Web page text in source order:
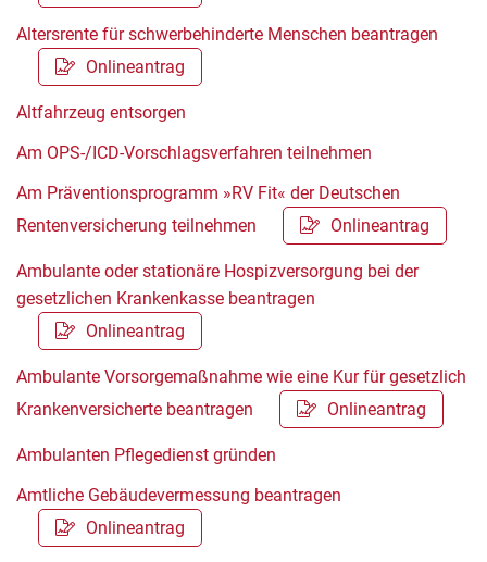
Altersrente für schwerbehinderte Menschen beantragen
Onlineantrag
Altfahrzeug entsorgen
Am OPS-/ICD-Vorschlagsverfahren teilnehmen
Am Präventionsprogramm »RV Fit« der Deutschen
Rentenversicherung teilnehmen
Onlineantrag
Ambulante oder stationäre Hospizversorgung bei der
gesetzlichen Krankenkasse beantragen
Onlineantrag
Ambulante Vorsorgemaßnahme wie eine Kur für gesetzlich
Krankenversicherte beantragen
Onlineantrag
Ambulanten Pflegedienst gründen
Amtliche Gebäudevermessung beantragen
Onlineantrag